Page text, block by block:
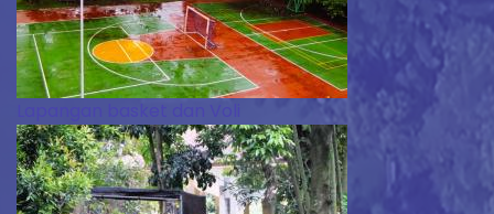
Lapangan basket dan Voli